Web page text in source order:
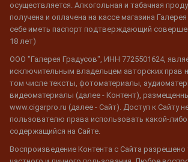
осуществляется. Алкогольная и табачная
получена и оплачена на кассе магазина
себе иметь паспорт подтверждающий
18 лет)
ООО "Галерея Градусов", ИНН 7725501624,
исключительным владельцем авторских прав
том числе тексты, фотоматериалы,
видеоматериалы (далее - Контент),
www.cigarpro.ru (далее - Сайт). Доступ к Сайту
пользователю права использовать какой-либо
содержащийся на Сайте.
Воспроизведение Контента с Сайта разрешено